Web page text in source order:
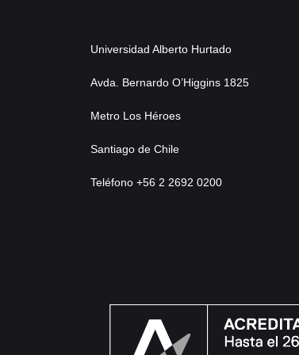
Universidad Alberto Hurtado
Avda. Bernardo O’Higgins 1825
Metro Los Héroes
Santiago de Chile
Teléfono +56 2 2692 0200